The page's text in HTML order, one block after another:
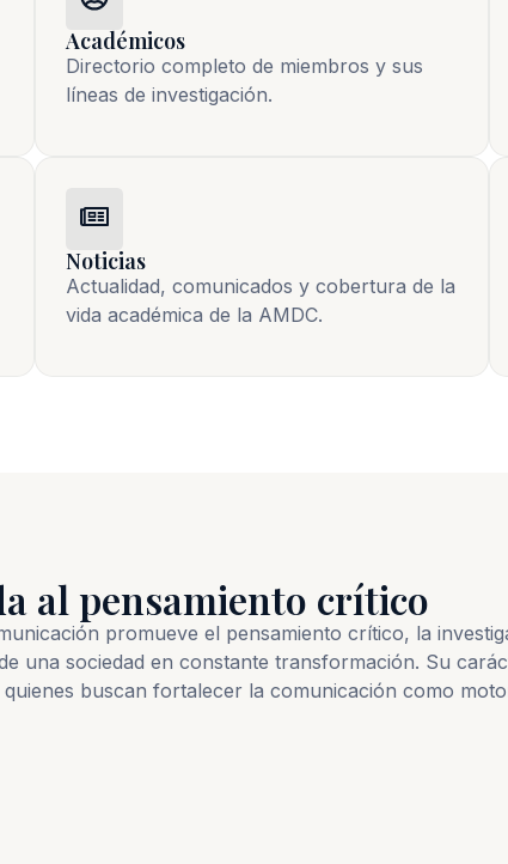
Académicos
Directorio completo de miembros y sus
líneas de investigación.
Noticias
Actualidad, comunicados y cobertura de la
vida académica de la AMDC.
al pensamiento crítico
promueve el pensamiento crítico, la
una sociedad en constante transformación. Su
buscan fortalecer la comunicación como